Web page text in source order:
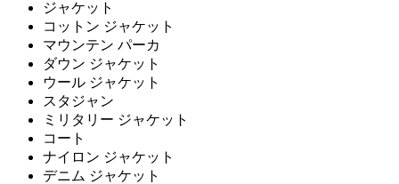
ジャケット
コットン ジャケット
マウンテン パーカ
ダウン ジャケット
ウール ジャケット
スタジャン
ミリタリー ジャケット
コート
ナイロン ジャケット
デニム ジャケット